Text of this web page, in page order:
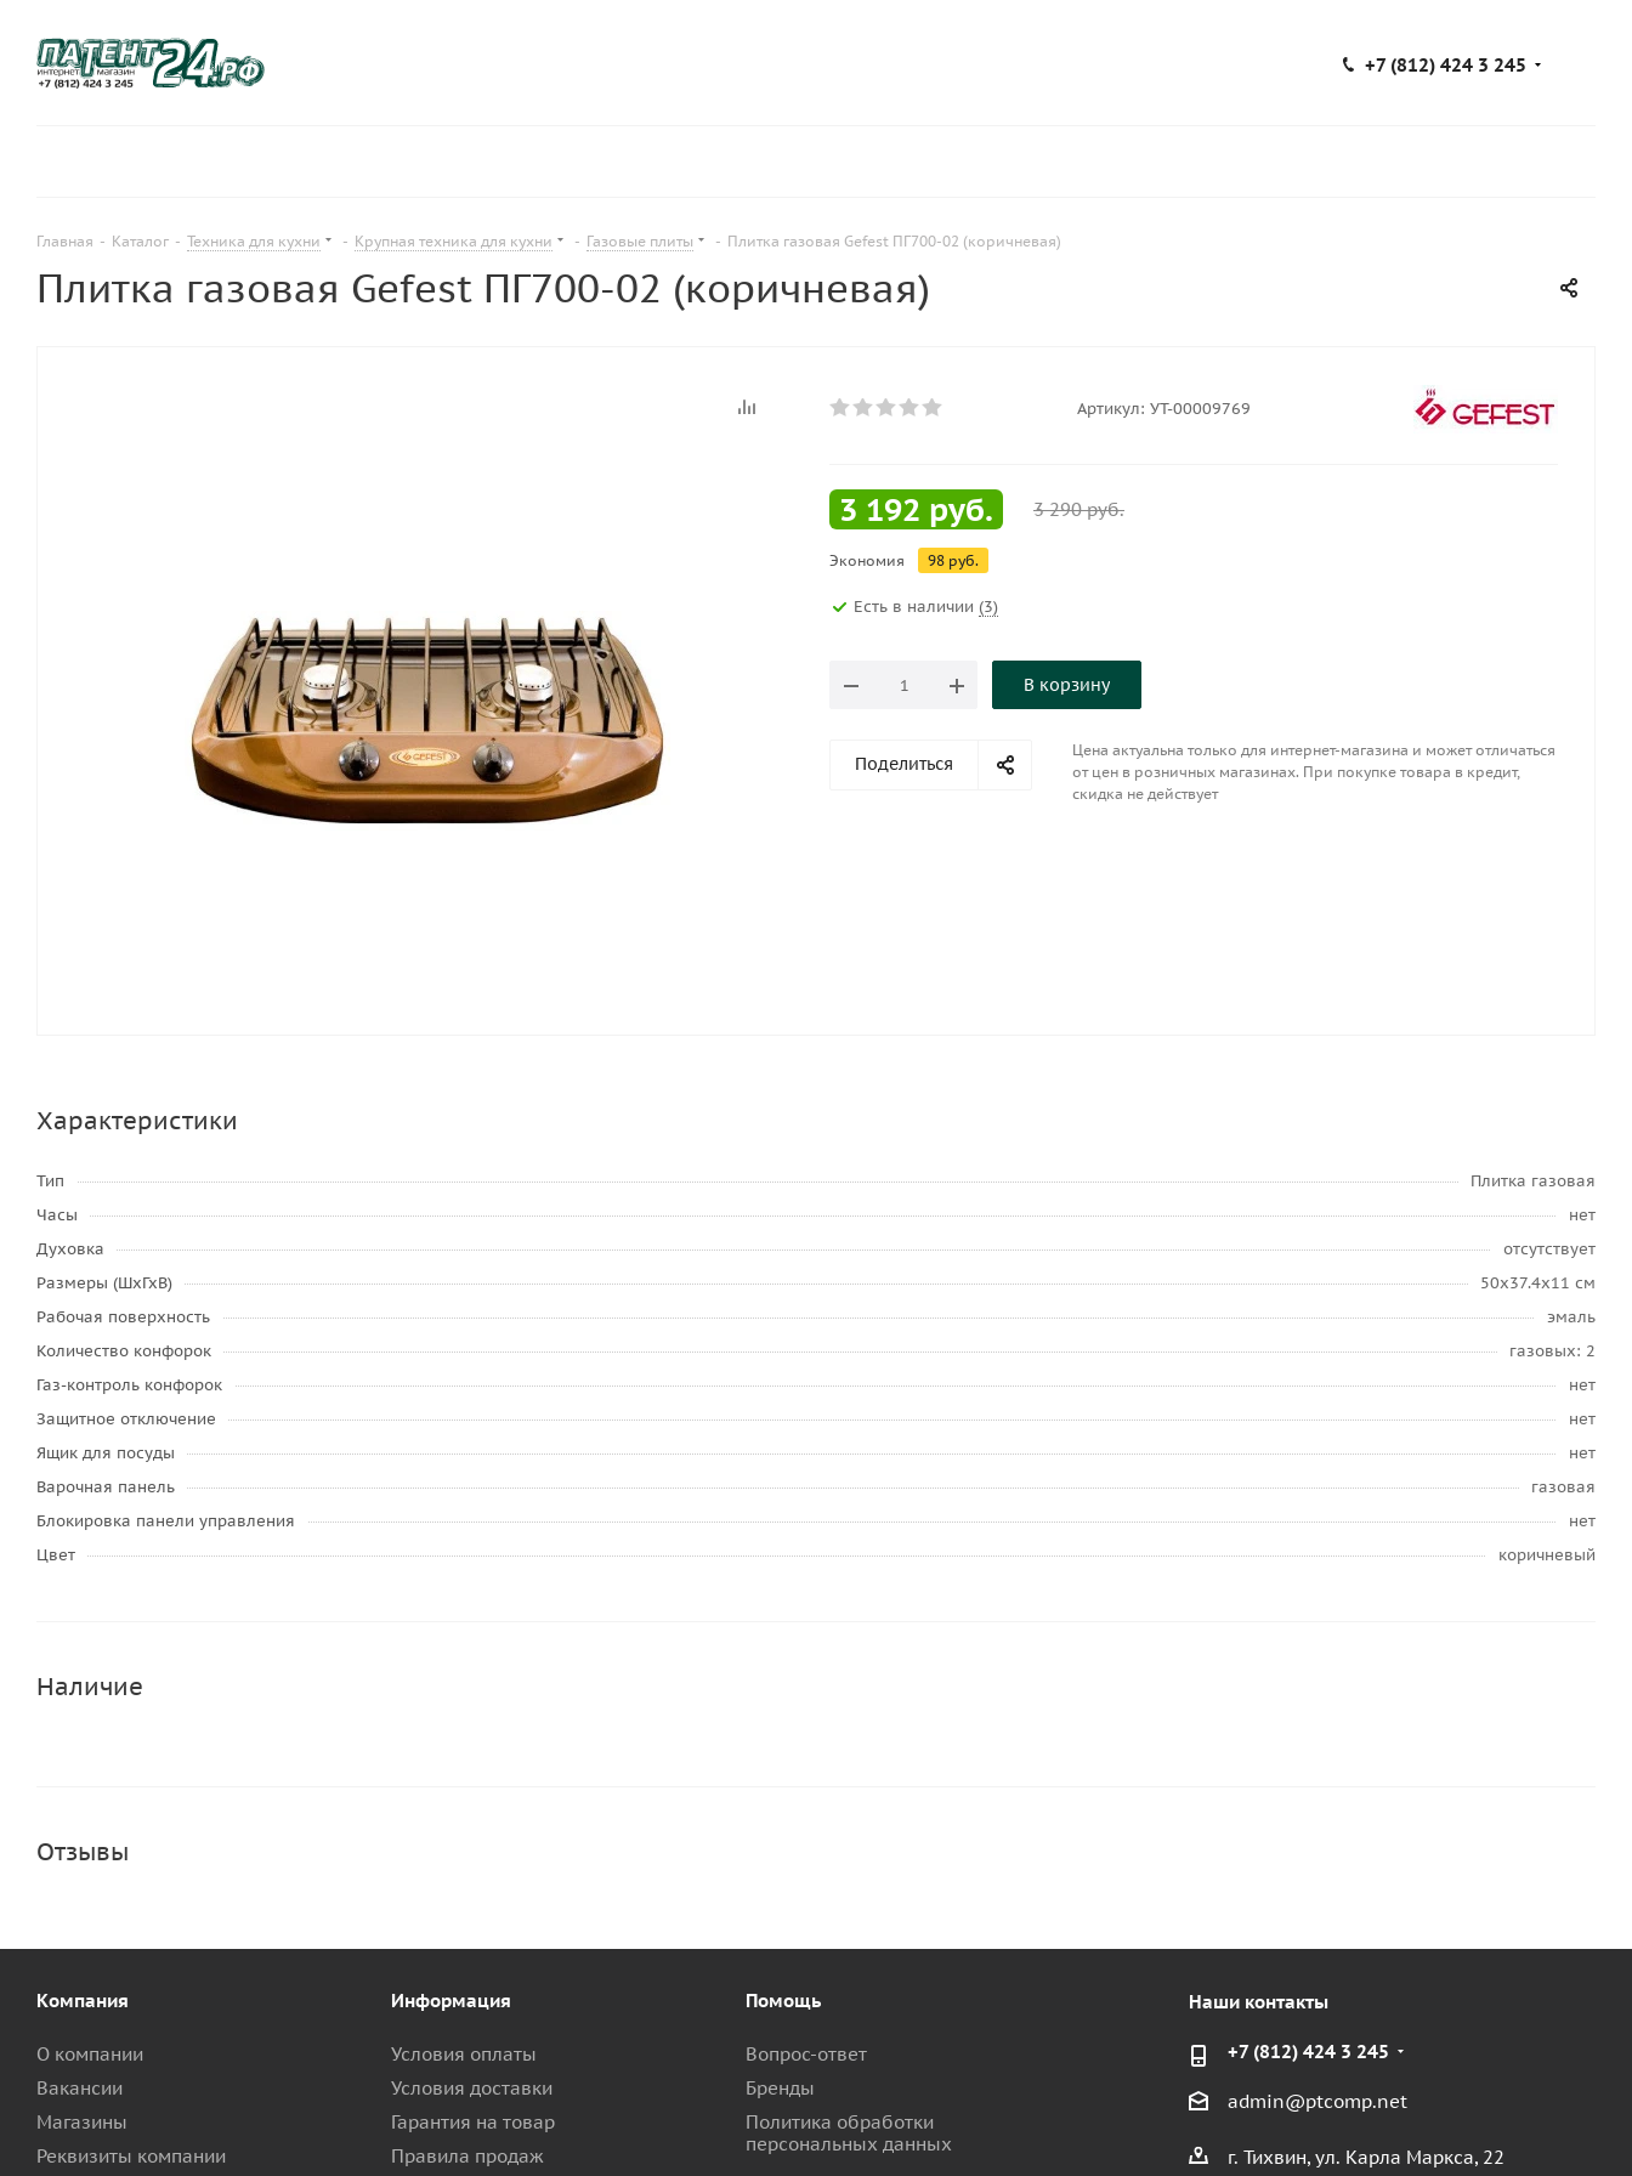
+7 (812) 424 3 245
Главная - Каталог - Техника для кухни - Крупная техника для кухни - Газовые плиты - Плитка газовая Gefest ПГ700-02 (коричневая)
Плитка газовая Gefest ПГ700-02 (коричневая)
Артикул: УТ-00009769
3 192 руб. 3 290руб.
Экономия 98 руб.
Есть в наличии (3)
В корзину
Поделиться
Цена актуальна только для интернет-магазина и может отличаться
от цен в розничных магазинах. При покупке товара в кредит,
скидка не действует
Характеристики
Тип
Плитка газовая
Часы
нет
Духовка
отсутствует
Размеры (ШхГхВ)
50x37.4x11 см
Рабочая поверхность
эмаль
Количество конфорок
газовых: 2
Газ-контроль конфорок
нет
Защитное отключение
нет
Ящик для посуды
нет
Варочная панель
газовая
Блокировка панели управления
нет
Цвет
коричневый
Наличие
Отзывы
Компания
О компании
Вакансии
Магазины
Реквизиты компании
Информация
Условия оплаты
Условия доставки
Гарантия на товар
Правила продаж
Помощь
Вопрос-ответ
Бренды
Политика обработки
персональных данных
Наши контакты
+7 (812) 424 3 245
admin@ptcomp.net
г. Тихвин, ул. Карла Маркса, 22